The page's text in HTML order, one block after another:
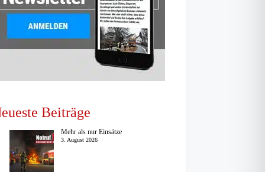
Beiträge
Mehr als nur Einsätze
3. August 2026